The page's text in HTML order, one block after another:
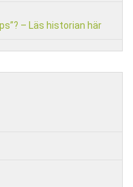
– Läs historian här